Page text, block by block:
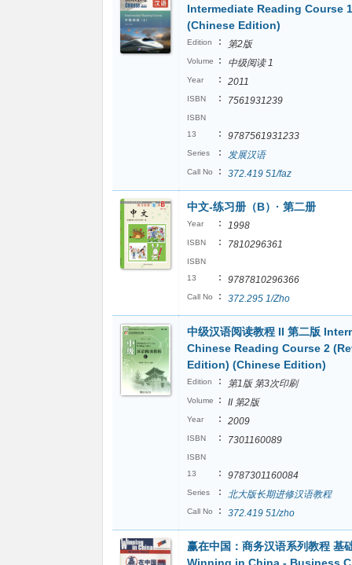
Intermediate Reading Course
(Chinese Edition)
Edition : 第2版
Volume : 中级阅读 1
Year : 2011
ISBN : 7561931239
ISBN
13
: 9787561931233
Series : 发展汉语
Call No : 372.419 51/faz
中文-练习册（B）· 第二册
Year : 1998
ISBN : 7810296361
ISBN
13
: 9787810296366
Call No : 372.295 1/Zho
中级汉语阅读教程 II 第二版
Chinese Reading Course 2
Edition) (Chinese Edition)
Edition : 第1版 第3次印刷
Volume : II 第2版
Year : 2009
ISBN : 7301160089
ISBN
13
: 9787301160084
Series : 北大版长期进修汉语教程
Call No : 372.419 51/zho
赢在中国：商务汉语系列教程 基